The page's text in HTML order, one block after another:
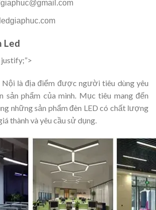
Led
là địa điểm được người tiêu dùng yêu
sản phẩm của mình. Mục tiêu mang đến
những sản phẩm đèn LED có chất lượng
thành và yêu cầu sử dụng.